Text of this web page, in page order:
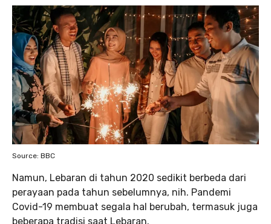
Source: BBC
Namun, Lebaran di tahun 2020 sedikit berbeda dari
perayaan pada tahun sebelumnya, nih. Pandemi
Covid-19 membuat segala hal berubah, termasuk juga
beberapa tradisi saat Lebaran.